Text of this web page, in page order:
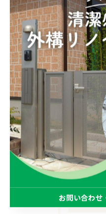
カテゴ
全てのカ
デザイン
フェンス
駐車場
ブロック
リノベ
最近の
お問い合わせ